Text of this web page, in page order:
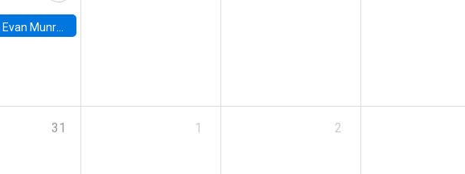
Evan Munro, Neyman Visiting Assistant Professor in the Department of Statistics at UC Berkeley
31 1 2